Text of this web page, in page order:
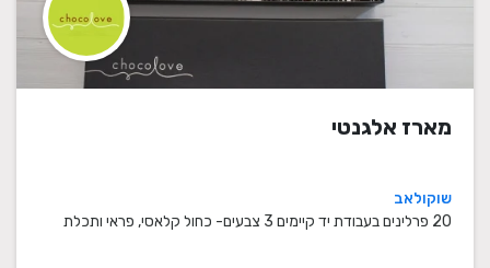
מארז אלגנטי
שוקולאב
20 פרלינים בעבודת יד קיימים 3 צבעים- כחול קלאסי, פראי ותכלת